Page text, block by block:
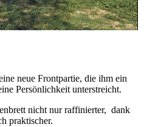
neue Frontpartie, die ihm ein
Persönlichkeit unterstreicht.
nicht nur raffinierter, dank
praktischer.